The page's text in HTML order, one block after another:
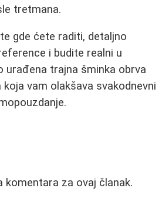
tretmana.
gde ćete raditi, detaljno
i budite realni u
urađena trajna šminka obrva
vam olakšava svakodnevni
komentara za ovaj članak.